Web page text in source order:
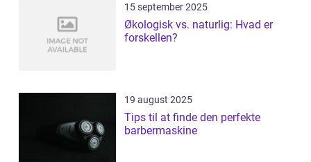
15 september 2025
Økologisk vs. naturlig: Hvad er
forskellen?
19 august 2025
Tips til at finde den perfekte
barbermaskine